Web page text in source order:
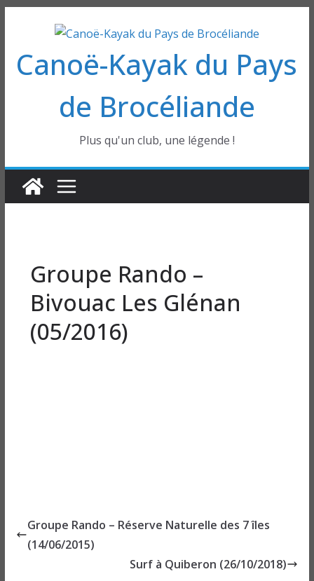
contenu
Canoë-Kayak du Pays
de Brocéliande
Plus qu'un club, une légende !
Groupe Rando –
Bivouac Les Glénan
(05/2016)
Groupe Rando – Réserve Naturelle des 7 îles
(14/06/2015)
Surf à Quiberon (26/10/2018)